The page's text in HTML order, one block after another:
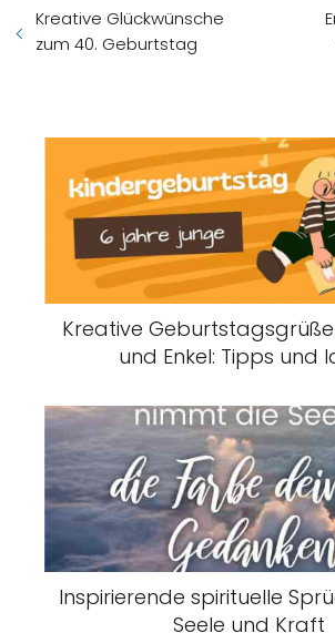
Kreative Glückwünsche
zum 40. Geburtstag
Kreative
und Enkel: Tipps und
Inspirierende spirituelle
Seele und Kraft